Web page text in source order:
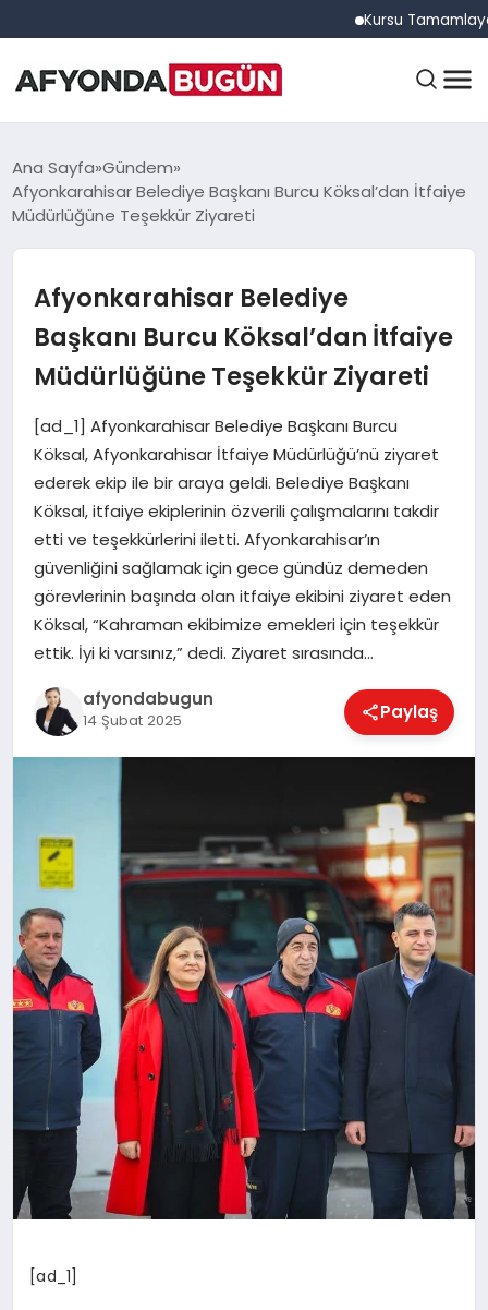
Kursu Tamamlayan
ANASAYFA
GÜNDEM
EĞITIM
EKONOMI
MAGAZIN
SAĞLIK
SIYASET
YAŞAM
Ana Sayfa Gündem
Afyonkarahisar Belediye Başkanı Burcu Köksal’dan İtfaiye
Müdürlüğüne Teşekkür Ziyareti
Afyonkarahisar Belediye
Başkanı Burcu Köksal’dan İtfaiye
Müdürlüğüne Teşekkür Ziyareti
[ad_1] Afyonkarahisar Belediye Başkanı Burcu
Köksal, Afyonkarahisar İtfaiye Müdürlüğü’nü ziyaret
ederek ekip ile bir araya geldi. Belediye Başkanı
Köksal, itfaiye ekiplerinin özverili çalışmalarını takdir
etti ve teşekkürlerini iletti. Afyonkarahisar’ın
güvenliğini sağlamak için gece gündüz demeden
görevlerinin başında olan itfaiye ekibini ziyaret eden
Köksal, “Kahraman ekibimize emekleri için teşekkür
ettik. İyi ki varsınız,” dedi. Ziyaret sırasında…
afyondabugun
14 Şubat 2025 Paylaş
[ad_1]